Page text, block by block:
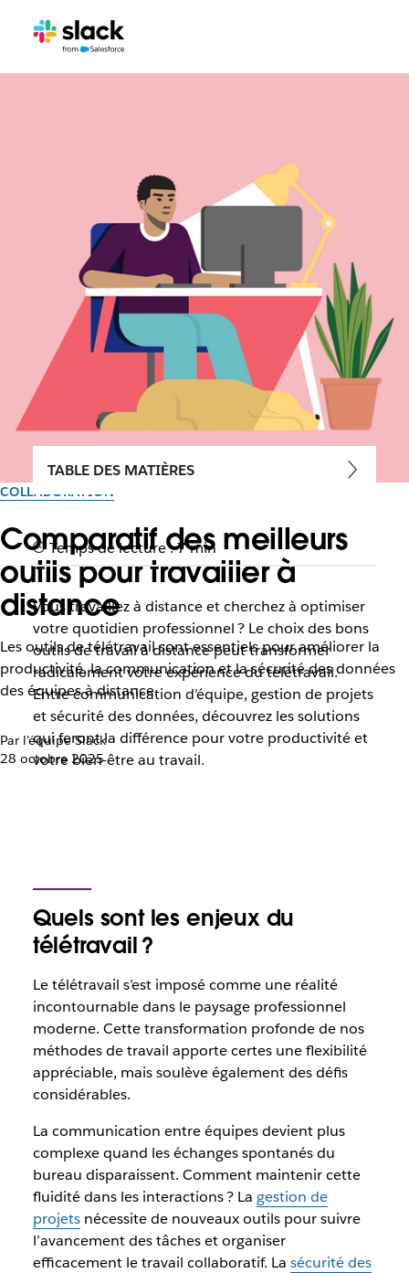
COLLABORATION
Comparatif des meilleurs
outils pour travailler à
distance
Les outils de télétravail sont essentiels pour améliorer la
productivité, la communication et la sécurité des données
des équipes à distance.
Par l’équipe Slack
28 octobre 2025
TABLE DES MATIÈRES
Temps de lecture : 7 min
Vous travaillez à distance et cherchez à optimiser
votre quotidien professionnel ? Le choix des bons
outils de travail à distance peut transformer
radicalement votre expérience du télétravail.
Entre communication d’équipe, gestion de projets
et sécurité des données, découvrez les solutions
qui feront la différence pour votre productivité et
votre bien-être au travail.
Quels sont les enjeux du
télétravail ?
Le télétravail s’est imposé comme une réalité
incontournable dans le paysage professionnel
moderne. Cette transformation profonde de nos
méthodes de travail apporte certes une flexibilité
appréciable, mais soulève également des défis
considérables.
La communication entre équipes devient plus
complexe quand les échanges spontanés du
bureau disparaissent. Comment maintenir cette
fluidité dans les interactions ? La gestion de
projetsnécessite de nouveaux outils pour suivre
l’avancement des tâches et organiser
efficacement le travail collaboratif. La sécurité des